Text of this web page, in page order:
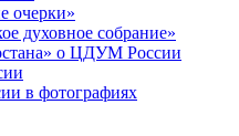
очерки»
духовное собрание»
о ЦДУМ России
в фотографиях